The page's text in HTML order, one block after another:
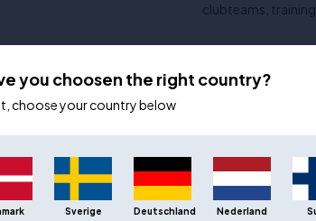
clubteams,
Maat:
Type sport:
you choosen the right country?
choose your country below
Sverige Deutschland Nederland